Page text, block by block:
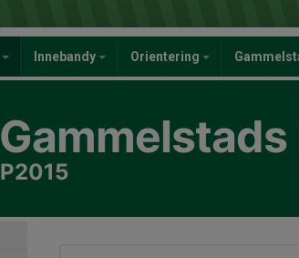
Innebandy Orientering
Gammelstads
P2015